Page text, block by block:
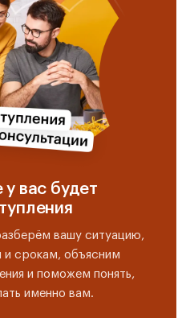
вас будет
вашу ситуацию,
срокам, объясним
и поможем понять,
именно вам.